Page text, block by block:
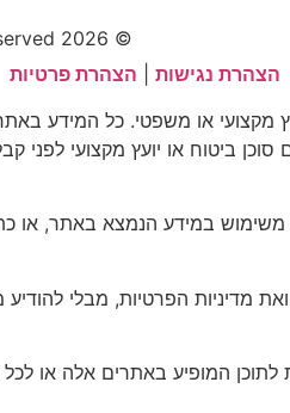
© 2026 All Rights Reserved
הצהרת נגישות
הצהרת פרטיות
מקצועי או משפטי. כל המידע
סוכן ביטוח או יועץ מקצועי
במידע הנמצא באתר, או
הפרטיות, מבלי להודיע
לתוכן המופיע באתרים אלה או